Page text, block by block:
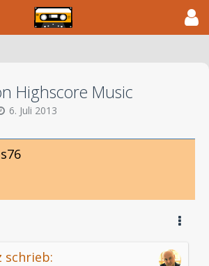
Highscore Music
6. Juli 2013
schrieb: